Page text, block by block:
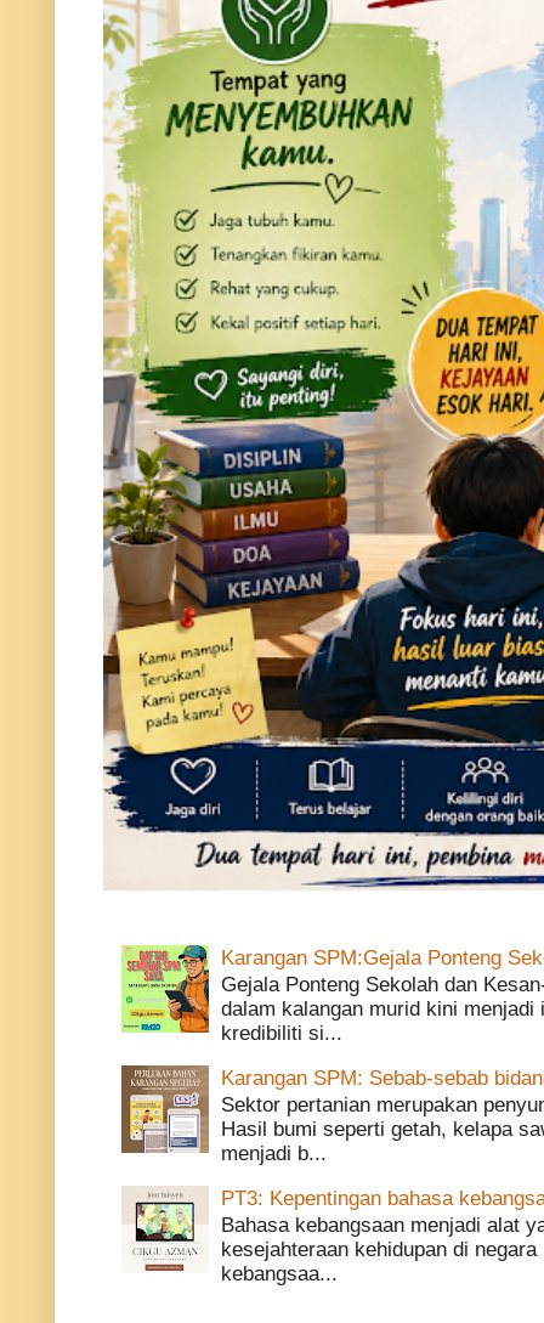
Karangan SPM:Gejala Ponteng
Gejala Ponteng Sekolah dan
dalam kalangan murid kini
kredibiliti si...
Karangan SPM: Sebab-sebab
Sektor pertanian merupakan
Hasil bumi seperti getah, kelapa
menjadi b...
PT3: Kepentingan bahasa
Bahasa kebangsaan menjadi alat
kesejahteraan kehidupan di
kebangsaa...